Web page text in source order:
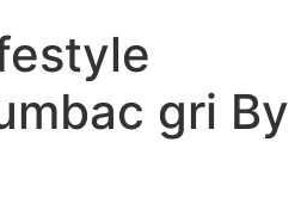
gri By